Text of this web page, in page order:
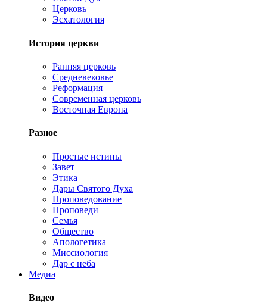
Церковь
Эсхатология
История церкви
Ранняя церковь
Средневековье
Реформация
Современная церковь
Восточная Европа
Разное
Простые истины
Завет
Этика
Дары Святого Духа
Проповедование
Проповеди
Семья
Общество
Апологетика
Миссиология
Дар с неба
Медиа
Видео